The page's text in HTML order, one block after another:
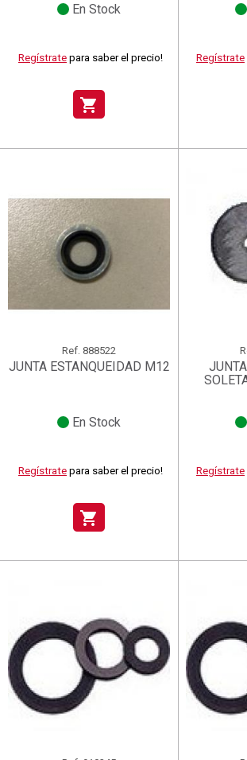
En Stock
Regístrate para saber el precio!
shopping_cart
Regístrate
Ref. 888522
JUNTA ESTANQUEIDAD M12
En Stock
Regístrate para saber el precio!
shopping_cart
Regístrate